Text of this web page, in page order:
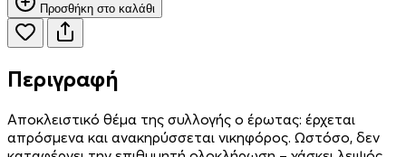
Προσθήκη στο καλάθι
Περιγραφή
Αποκλειστικό θέμα της συλλογής ο έρωτας: έρχεται
απρόσμενα και ανακηρύσσεται νικηφόρος. Ωστόσο, δεν